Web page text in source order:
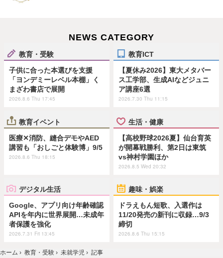
NEWS CATEGORY
教育・受験
子供に合った本選びを支援
「ヨンデミーレベル本棚」く
まざわ書店で展開
2026.8.6 Thu 17:45
教育ICT
【夏休み2026】東大メタバー
ス工学部、生成AIなどジュニ
ア講座6選
2026.7.30 Thu 11:15
教育イベント
医療✕消防、縫合デモやAED
講習も「おしごと体験博」9/5
2026.8.6 Thu 18:15
生活・健康
【高校野球2026夏】仙台育英
が開幕戦勝利、第2日は東筑
vs神村学園ほか
2026.8.5 Wed 20:32
デジタル生活
Google、アプリ向け年齢確認
APIを年内に世界展開…未成年
者保護を強化
2026.7.31 Fri 13:45
趣味・娯楽
ドラえもん短歌、入選作は
11/20発売の新刊に収録…9/3
締切
2026.8.6 Thu 15:15
ホーム › 教育・受験 › 未就学児 › 記事